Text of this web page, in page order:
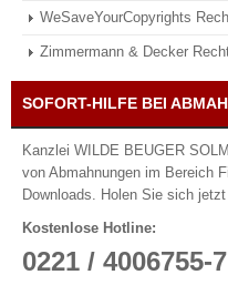
WeSaveYourCopyrights
Zimmermann & Decker
SOFORT-HILFE BEI
Kanzlei WILDE BEUGER
von Abmahnungen im Bereich
Downloads. Holen Sie sich
Kostenlose Hotline:
0221 / 4006755-